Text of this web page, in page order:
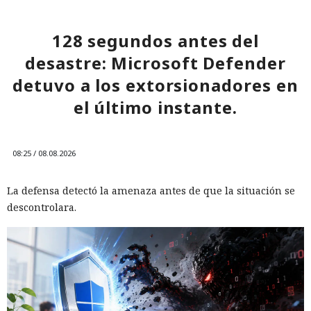
128 segundos antes del
desastre: Microsoft Defender
detuvo a los extorsionadores en
el último instante.
08:25 / 08.08.2026
La defensa detectó la amenaza antes de que la situación se
descontrolara.